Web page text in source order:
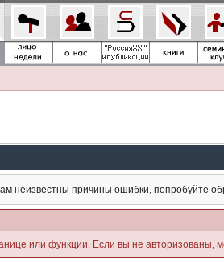
неизвестны причины ошибки, попробуйте
или функции. Если вы не